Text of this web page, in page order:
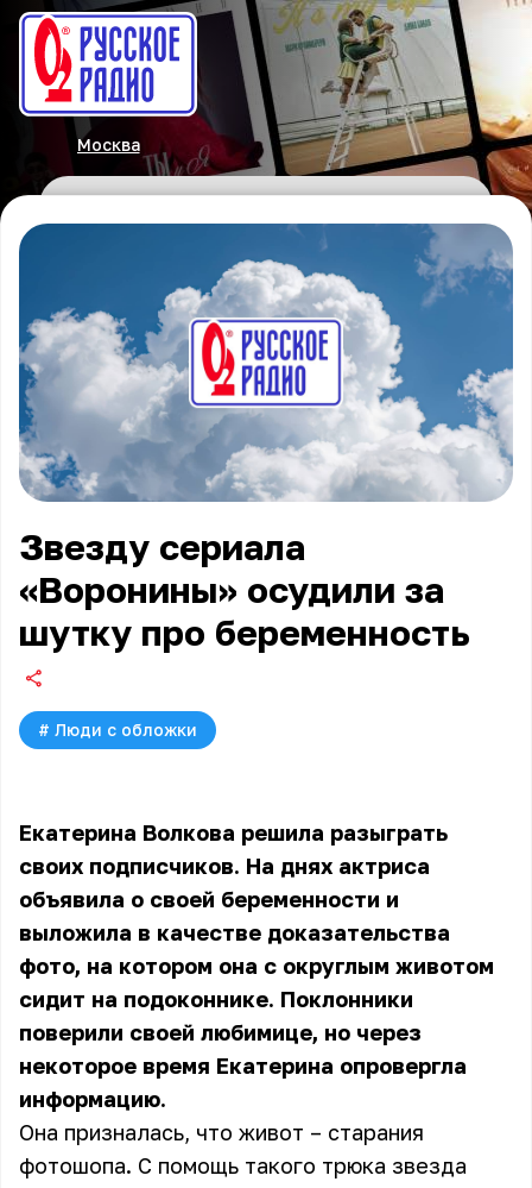
Москва
Звезду сериала
«Воронины» осудили за
шутку про беременность
# Люди с обложки
Екатерина Волкова решила разыграть
своих подписчиков. На днях актриса
объявила о своей беременности и
выложила в качестве доказательства
фото, на котором она с округлым животом
сидит на подоконнике. Поклонники
поверили своей любимице, но через
некоторое время Екатерина опровергла
информацию.
Она призналась, что живот – старания
фотошопа. С помощь такого трюка звезда